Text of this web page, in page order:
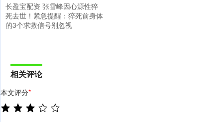
长盈宝配资 张雪峰因心源性猝
死去世！紧急提醒：猝死前身体
的3个求救信号别忽视
相关评论
本文评分*